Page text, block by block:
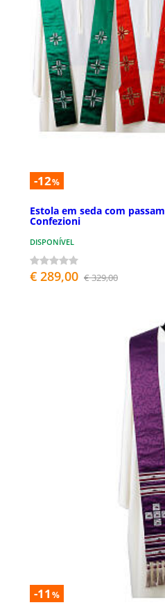
-12%
Estola em seda com
Confezioni
DISPONÍVEL
€ 289,00 € 329,00
-11 %